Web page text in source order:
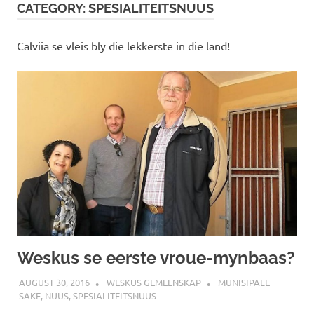
CATEGORY:SPESIALITEITSNUUS
Calviia se vleis bly die lekkerste in die land!
Weskus se eerste vroue-mynbaas?
AUGUST 30, 2016 WESKUS GEMEENSKAP
MUNISIPALE
SAKE, NUUS,SPESIALITEITSNUUS